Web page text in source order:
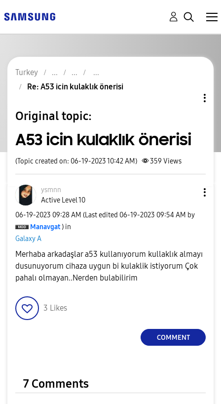
Turkey
Re: A53 icin kulaklık önerisi
Original topic:
A53 icin kulaklık önerisi
(Topic created on: 06-19-2023 10:42 AM) 359 Views
ysmnn
Active Level 10
‎06-19-2023 09:28 AM (Last edited ‎06-19-2023 09:54 AM by
Manavgat ) in
Galaxy A
Merhaba arkadaşlar a53 kullanıyorum kullaklık almayı
dusunuyorum cihaza uygun bi kulaklik istiyorum Çok
pahalı olmayan..Nerden bulabilirim
3 Likes
COMMENT
7 Comments